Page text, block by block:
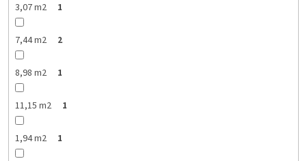
3,07 m2 1
7,44 m2 2
8,98 m2 1
11,15 m2 1
1,94 m2 1